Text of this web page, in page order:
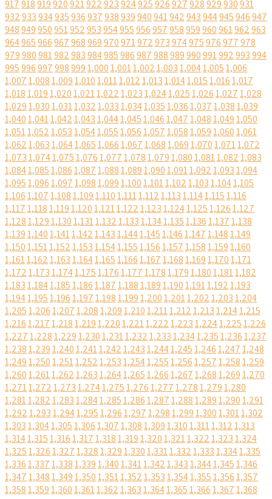
917918919920921922923924925926927928929930931
932933934935936937938939940941942943944945946947
948949950951952953954955956957958959960961962963
964965966967968969970971972973974975976977978
979980981982983984985986987988989990991992993994
9959969979989991,0001,0011,0021,0031,0041,0051,006
1,0071,0081,0091,0101,0111,0121,0131,0141,0151,0161,017
1,0181,0191,0201,0211,0221,0231,0241,0251,0261,0271,028
1,0291,0301,0311,0321,0331,0341,0351,0361,0371,0381,039
1,0401,0411,0421,0431,0441,0451,0461,0471,0481,0491,050
1,0511,0521,0531,0541,0551,0561,0571,0581,0591,0601,061
1,0621,0631,0641,0651,0661,0671,0681,0691,0701,0711,072
1,0731,0741,0751,0761,0771,0781,0791,0801,0811,0821,083
1,0841,0851,0861,0871,0881,0891,0901,0911,0921,0931,094
1,0951,0961,0971,0981,0991,1001,1011,1021,1031,1041,105
1,1061,1071,1081,1091,1101,1111,1121,1131,1141,1151,116
1,1171,1181,1191,1201,1211,1221,1231,1241,1251,1261,127
1,1281,1291,1301,1311,1321,1331,1341,1351,1361,1371,138
1,1391,1401,1411,1421,1431,1441,1451,1461,1471,1481,149
1,1501,1511,1521,1531,1541,1551,1561,1571,1581,1591,160
1,1611,1621,1631,1641,1651,1661,1671,1681,1691,1701,171
1,1721,1731,1741,1751,1761,1771,1781,1791,1801,1811,182
1,1831,1841,1851,1861,1871,1881,1891,1901,1911,1921,193
1,1941,1951,1961,1971,1981,1991,2001,2011,2021,2031,204
1,2051,2061,2071,2081,2091,2101,2111,2121,2131,2141,215
1,2161,2171,2181,2191,2201,2211,2221,2231,2241,2251,226
1,2271,2281,2291,2301,2311,2321,2331,2341,2351,2361,237
1,2381,2391,2401,2411,2421,2431,2441,2451,2461,2471,248
1,2491,2501,2511,2521,2531,2541,2551,2561,2571,2581,259
1,2601,2611,2621,2631,2641,2651,2661,2671,2681,2691,270
1,2711,2721,2731,2741,2751,2761,2771,2781,2791,280
1,2811,2821,2831,2841,2851,2861,2871,2881,2891,2901,291
1,2921,2931,2941,2951,2961,2971,2981,2991,3001,3011,302
1,3031,3041,3051,3061,3071,3081,3091,3101,3111,3121,313
1,3141,3151,3161,3171,3181,3191,3201,3211,3221,3231,324
1,3251,3261,3271,3281,3291,3301,3311,3321,3331,3341,335
1,3361,3371,3381,3391,3401,3411,3421,3431,3441,3451,346
1,3471,3481,3491,3501,3511,3521,3531,3541,3551,3561,357
1,3581,3591,3601,3611,3621,3631,3641,3651,3661,3671,368